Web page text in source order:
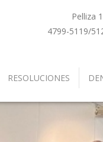
Pelliza
4799-5119/
RESOLUCIONES